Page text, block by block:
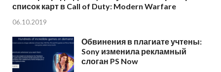
список карт в Call of Duty: Modern Warfare
06.10.2019
Обвинения в плагиате учтены:
Sony изменила рекламный
слоган PS Now